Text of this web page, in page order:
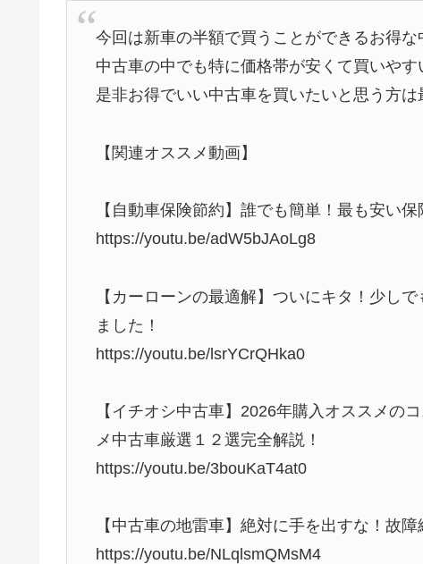
今回は新車の半額で買うことができるお得
中古車の中でも特に価格帯が安くて買いやす
是非お得でいい中古車を買いたいと思う方は
【関連オススメ動画】
【自動車保険節約】誰でも簡単！最も安い
https://youtu.be/adW5bJAoLg8
【カーローンの最適解】ついにキタ！少し
ました！
https://youtu.be/lsrYCrQHka0
【イチオシ中古車】2026年購入オススメの
メ中古車厳選１２選完全解説！
https://youtu.be/3bouKaT4at0
【中古車の地雷車】絶対に手を出すな！故
https://youtu.be/NLqlsmQMsM4